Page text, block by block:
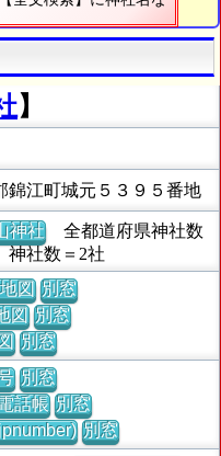
】
錦江町城元５３９５番地
神社全都道府県神社数
神社数＝2社
図 別窓
図 別窓
別窓
別窓
話帳 別窓
別窓